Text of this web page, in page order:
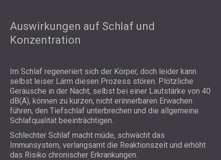
Auswirkungen auf Schlaf und
Konzentration
Im Schlaf regeneriert sich der Körper, doch leider kann
selbst leiser Lärm diesen Prozess stören. Plötzliche
Geräusche in der Nacht, selbst bei einer Lautstärke von 40
dB(A), können zu kurzen, nicht erinnerbaren Erwachen
führen, den Tiefschlaf unterbrechen und die allgemeine
Schlafqualität beeinträchtigen.
Schlechter Schlaf macht müde, schwächt das
Immunsystem, verlangsamt die Reaktionszeit und erhöht
das Risiko chronischer Erkrankungen.